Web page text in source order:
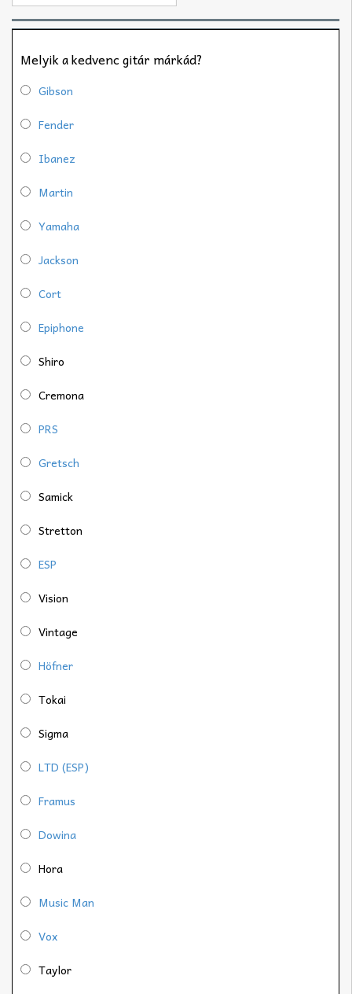
Melyik a kedvenc gitár márkád?
Gibson
Fender
Ibanez
Martin
Yamaha
Jackson
Cort
Epiphone
Shiro
Cremona
PRS
Gretsch
Samick
Stretton
ESP
Vision
Vintage
Höfner
Tokai
Sigma
LTD (ESP)
Framus
Dowina
Hora
Music Man
Vox
Taylor